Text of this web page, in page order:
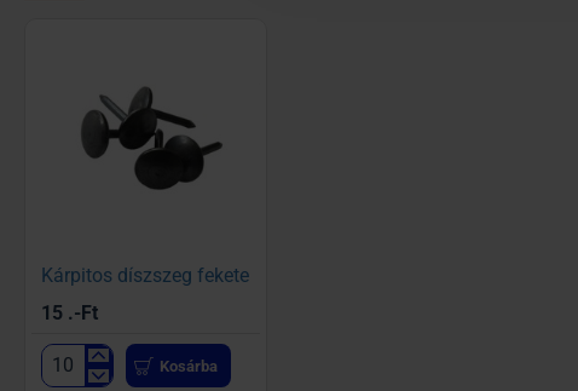
Kárpitos díszszeg fekete
15 .-Ft
Kárpitos
Kosárba